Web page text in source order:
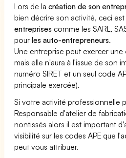
Lors de lacréation de son
bien décrire son activité, ceci
entreprises comme les SARL,
pourles auto-entrepreneurs.
Une entreprise peut exercer une
mais elle n'aura à l'issue de son
numéro SIRET et un seul code
principale exercée).
Si votre activité professionnelle
Responsable d'atelier de
nontissés alors il est important
visibilité sur les codes APE que
peut vous attribuer.